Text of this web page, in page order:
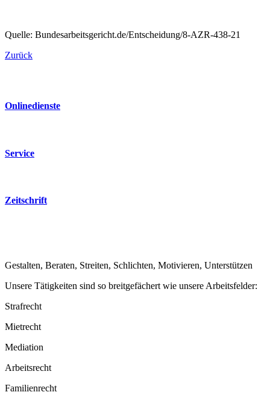
Quelle: Bundes­ar­beits­gericht.de/Entscheidung/8-AZR-438-21
Zurück
Online­dienste
Service
Zeitschrift
Gestalten, Beraten, Streiten, Schlichten, Motivieren, Unterstützen
Unsere Tätigkeiten sind so breitge­fächert wie unsere Arbeits­felder:
Strafrecht
Mietrecht
Mediation
Arbeitsrecht
Famili­enrecht